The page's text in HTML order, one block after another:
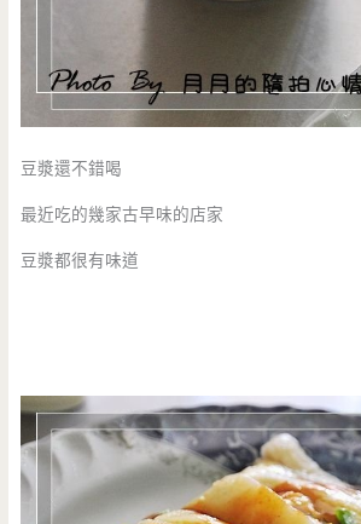
豆漿還不錯喝
最近吃的幾家古早味的店家
豆漿都很有味道